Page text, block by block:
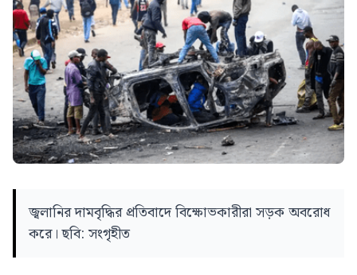
জ্বলানির দামবৃদ্ধির প্রতিবাদে বিক্ষোভকারীরা সড়ক অবরোধ
করে। ছবি: সংগৃহীত